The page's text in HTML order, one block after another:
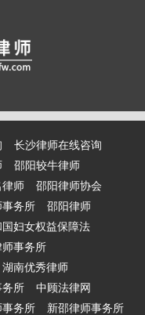
长沙律师在线咨询
邵阳较牛律师
律师
邵阳律师协会
务所
邵阳律师
妇女权益保障法
事务所
湖南优秀律师
务所
中顾法律网
务所
新邵律师事务所